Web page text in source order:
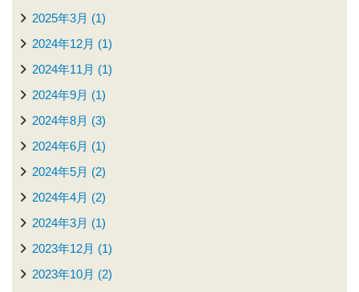
2025年3月 (1)
2024年12月 (1)
2024年11月 (1)
2024年9月 (1)
2024年8月 (3)
2024年6月 (1)
2024年5月 (2)
2024年4月 (2)
2024年3月 (1)
2023年12月 (1)
2023年10月 (2)